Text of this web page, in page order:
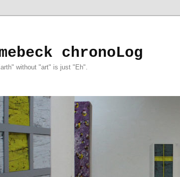
chronoLog
without "art" is just "Eh".